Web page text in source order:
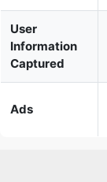
User
Information
Captured
Ads